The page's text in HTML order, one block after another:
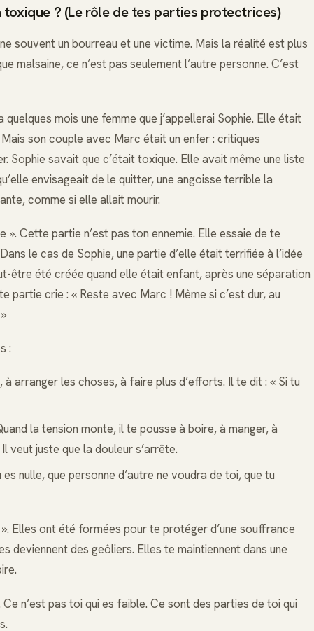
? (Le rôle de tes parties protectrices)
souvent un bourreau et une victime. Mais la réalité est plus
malsaine, ce n’est pas seulement l’autre personne. C’est
mois une femme que j’appellerai Sophie. Elle était
son couple avec Marc était un enfer : critiques
savait que c’était toxique. Elle avait même une liste
envisageait de le quitter, une angoisse terrible la
comme si elle allait mourir.
Cette partie n’est pas ton ennemie. Elle essaie de te
le cas de Sophie, une partie d’elle était terrifiée à l’idée
être été créée quand elle était enfant, après une séparation
partie crie : « Reste avec Marc ! Même si c’est dur, au
:
arranger les choses, à faire plus d’efforts. Il te dit : « Si tu
la tension monte, il te pousse à boire, à manger, à
veut juste que la douleur s’arrête.
nulle, que personne d’autre ne voudra de toi, que tu
Elles ont été formées pour te protéger d’une souffrance
deviennent des geôliers. Elles te maintiennent dans une
n’est pas toi qui es faible. Ce sont des parties de toi qui